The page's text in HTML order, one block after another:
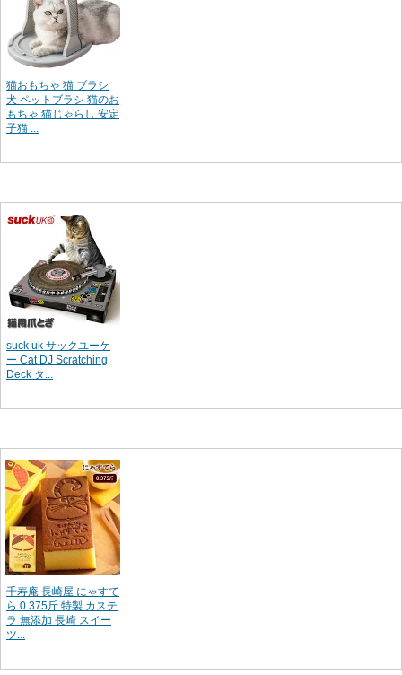
猫おもちゃ 猫 ブラシ
犬 ペットブラシ 猫のお
もちゃ 猫じゃらし 安定
子猫 ...
suck uk サックユーケ
ー Cat DJ Scratching
Deck タ...
千寿庵 長崎屋 にゃすて
ら 0.375斤 特製 カステ
ラ 無添加 長崎 スイー
ツ...